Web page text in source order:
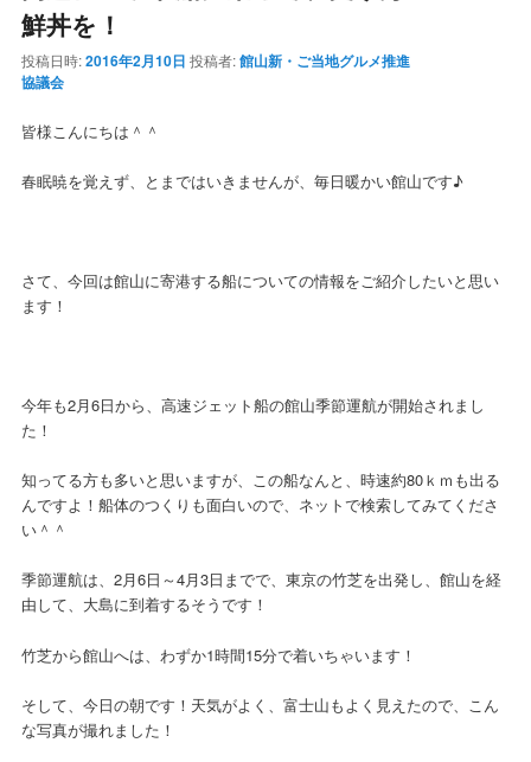
鮮丼を！
投稿日時:2016年2月10日 投稿者:館山新・ご当地グルメ推進
協議会
皆様こんにちは＾＾
春眠暁を覚えず、とまではいきませんが、毎日暖かい館山です♪
さて、今回は館山に寄港する船についての情報をご紹介したいと思い
ます！
今年も2月6日から、高速ジェット船の館山季節運航が開始されまし
た！
知ってる方も多いと思いますが、この船なんと、時速約80ｋｍも出る
んですよ！船体のつくりも面白いので、ネットで検索してみてくださ
い＾＾
季節運航は、2月6日～4月3日までで、東京の竹芝を出発し、館山を経
由して、大島に到着するそうです！
竹芝から館山へは、わずか1時間15分で着いちゃいます！
そして、今日の朝です！天気がよく、富士山もよく見えたので、こん
な写真が撮れました！